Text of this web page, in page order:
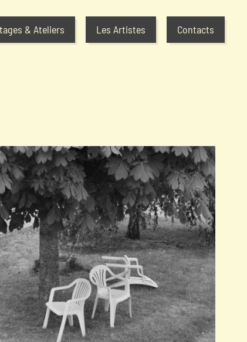
& Ateliers Les Artistes Contacts
Dedans / dehors, poétiser le